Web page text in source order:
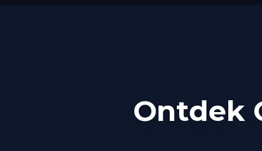
Ontdek